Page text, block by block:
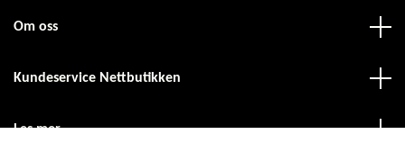
Om oss
Kundeservice Nettbutikken
Les mer